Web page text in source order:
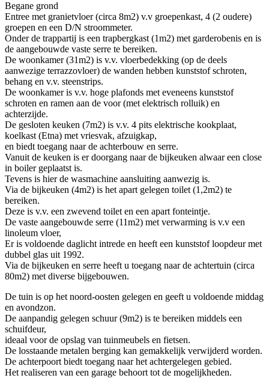
Begane grond
Entree met granietvloer (circa 8m2) v.v groepenkast, 4 (2 oudere)
groepen en een D/N stroommeter.
Onder de trappartij is een trapbergkast (1m2) met garderobenis en is
de aangebouwde vaste serre te bereiken.
De woonkamer (31m2) is v.v. vloerbedekking (op de deels
aanwezige terrazzovloer) de wanden hebben kunststof schroten,
behang en v.v. steenstrips.
De woonkamer is v.v. hoge plafonds met eveneens kunststof
schroten en ramen aan de voor (met elektrisch rolluik) en
achterzijde.
De gesloten keuken (7m2) is v.v. 4 pits elektrische kookplaat,
koelkast (Etna) met vriesvak, afzuigkap,
en biedt toegang naar de achterbouw en serre.
Vanuit de keuken is er doorgang naar de bijkeuken alwaar een close
in boiler geplaatst is.
Tevens is hier de wasmachine aansluiting aanwezig is.
Via de bijkeuken (4m2) is het apart gelegen toilet (1,2m2) te
bereiken.
Deze is v.v. een zwevend toilet en een apart fonteintje.
De vaste aangebouwde serre (11m2) met verwarming is v.v een
linoleum vloer,
Er is voldoende daglicht intrede en heeft een kunststof loopdeur met
dubbel glas uit 1992.
Via de bijkeuken en serre heeft u toegang naar de achtertuin (circa
80m2) met diverse bijgebouwen.
De tuin is op het noord-oosten gelegen en geeft u voldoende middag
en avondzon.
De aanpandig gelegen schuur (9m2) is te bereiken middels een
schuifdeur,
ideaal voor de opslag van tuinmeubels en fietsen.
De losstaande metalen berging kan gemakkelijk verwijderd worden.
De achterpoort biedt toegang naar het achtergelegen gebied.
Het realiseren van een garage behoort tot de mogelijkheden.